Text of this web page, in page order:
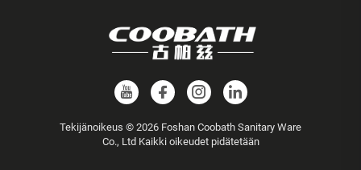
Tekijänoikeus © 2026 Foshan Coobath Sanitary Ware
Co., Ltd Kaikki oikeudet pidätetään